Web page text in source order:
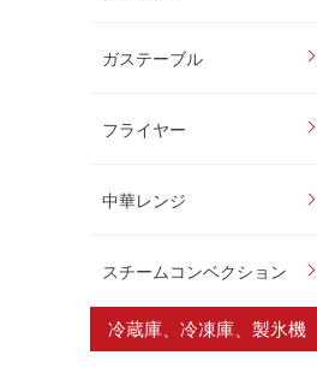
ガステーブル
フライヤー
中華レンジ
スチームコンベクション
冷蔵庫、冷凍庫、製氷機